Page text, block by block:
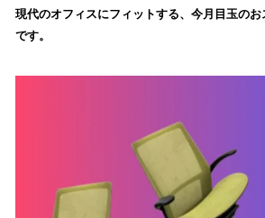
を
読
み
現代のオフィスにフィットする、今月目玉の
です。